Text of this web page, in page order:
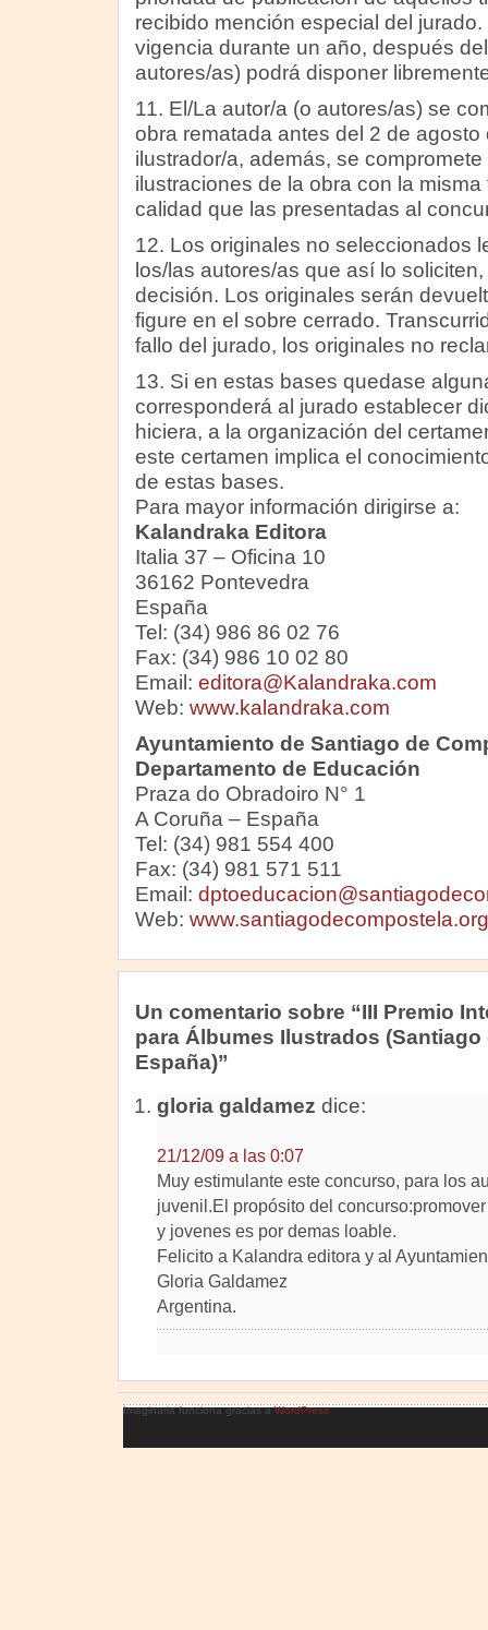
recibido mención especial del
vigencia durante un año, después
autores/as) podrá disponer
11. El/La autor/a (o autores/as) se
obra rematada antes del 2 de agosto
ilustrador/a, además, se
ilustraciones de la obra con la
calidad que las presentadas al
12. Los originales no seleccionados
los/las autores/as que así lo
decisión. Los originales serán
figure en el sobre cerrado.
fallo del jurado, los originales no
13. Si en estas bases quedase
corresponderá al jurado establecer
hiciera, a la organización del
este certamen implica el
de estas bases.
Para mayor información dirigirse a:
Kalandraka Editora
Italia 37 – Oficina 10
36162 Pontevedra
España
Tel: (34) 986 86 02 76
Fax: (34) 986 10 02 80
Email: editora@Kalandraka.com
Web: www.kalandraka.com
Ayuntamiento de Santiago de
Departamento de Educación
Praza do Obradoiro N° 1
A Coruña – España
Tel: (34) 981 554 400
Fax: (34) 981 571 511
Email:
Web: www.santiagodecompostela.org
Un comentario sobre “III Premio
para Álbumes Ilustrados (Santiago
España)”
gloria galdamez dice:
21/12/09 a las 0:07
Muy estimulante este concurso, para los
juvenil.El propósito del
y jovenes es por demas loable.
Felicito a Kalandra editora y al
Gloria Galdamez
Argentina.
Imaginaria funciona gracias aWordPress